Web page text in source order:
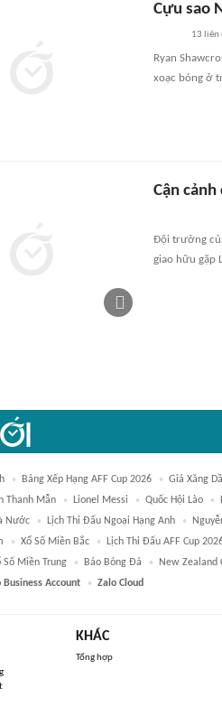
Cựu sao
13 liên
Ryan
xoạc bóng ở
Cận
Đội trưởng
giao hữu gặp
Bảng Xếp Hạng AFF Cup 2026 Giá Xăng
Thanh Mẫn Lionel Messi Quốc Hội Lào
Nước
Lịch Thi Đấu Ngoại Hạng Anh
Xổ Số Miền Bắc Lịch Thi Đấu AFF Cup
Số Miền Trung Báo Bóng Đá New Zealand
Business Account Zalo Cloud
KHÁC
Tổng hợp